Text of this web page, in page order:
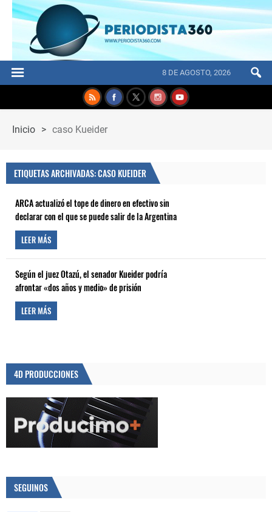
8 DE AGOSTO, 2026
Inicio > caso Kueider
ETIQUETAS ARCHIVADAS: CASO KUEIDER
ARCA actualizó el tope de dinero en efectivo sin
declarar con el que se puede salir de la Argentina
LEER MÁS
Según el juez Otazú, el senador Kueider podría
afrontar «dos años y medio» de prisión
LEER MÁS
4D PRODUCCIONES
SEGUINOS